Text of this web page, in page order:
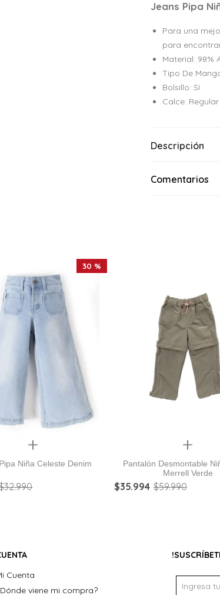
Jeans Pipa
Para una
para
Material: 98%
Tipo De
Bolsillo: Sí
Calce: Regular
Descripción
Comentarios
30 %
Quickview
Niña Celeste Denim
32.990
Quickview
Pantalón Desmontable
Merrell Verde
$35.994 $59.990
Cuenta
viene mi compra?